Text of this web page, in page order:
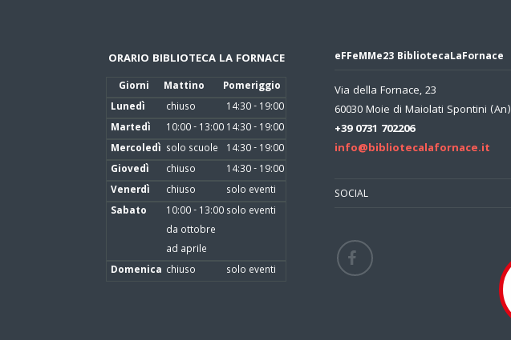
ORARIO BIBLIOTECA LA FORNACE
Giorni Mattino
Pomeriggio
Lunedì
chiuso
14:30 - 19:00
Martedì
10:00 - 13:0014:30 - 19:00
Mercoledì solo scuole 14:30 - 19:00
Giovedì
chiuso
14:30 - 19:00
Venerdì
chiuso
solo eventi
Sabato
10:00 - 13:00
da ottobre
ad aprile
solo eventi
Domenica chiuso solo eventi
eFFeMMe23 BibliotecaLaFornace
Via della Fornace, 23
60030 Moie di Maiolati Spontini (An)
+39 0731 702206
info@bibliotecalafornace.it
SOCIAL